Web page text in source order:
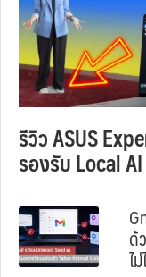
รีวิว ASUS
รองรับ Local AI
ด้
ไ